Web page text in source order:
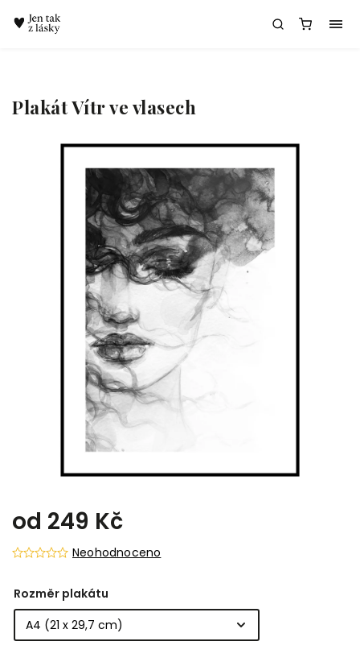
Plakát Vítr ve vlasech
od 249 Kč
Neohodnoceno
Rozměr plakátu